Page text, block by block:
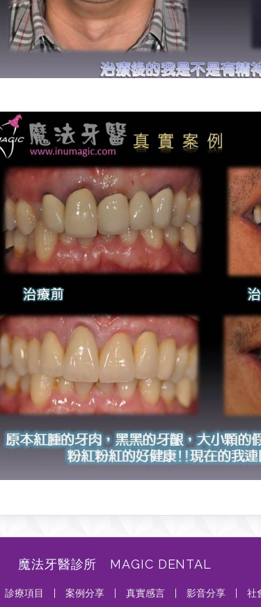
魔法牙醫診所 MAGIC DENTAL
診療項目 案例分享| 真實感言| 影音分享| 社